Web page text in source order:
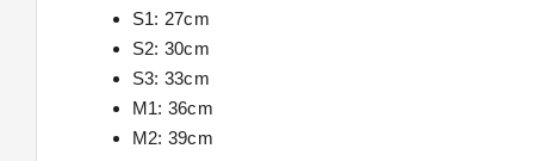
S1: 27cm
S2: 30cm
S3: 33cm
M1: 36cm
M2: 39cm